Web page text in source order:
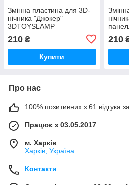
Змінна пластина для 3D-
нічника "Джокер"
3DTOYSLAMP
210 ₴
Купити
210
Про нас
100% позитивних з 61 відгука
Працює з 03.05.2017
м. Харків
Харків, Україна
Контакти